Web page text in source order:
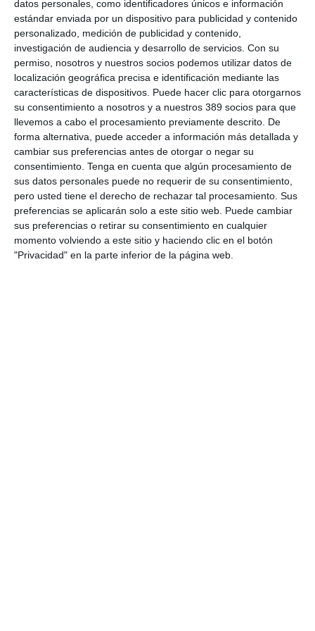
datos personales, como identificadores únicos e información
estándar enviada por un dispositivo para publicidad y contenido
personalizado, medición de publicidad y contenido,
investigación de audiencia y desarrollo de servicios. Con su
permiso, nosotros y nuestros socios podemos utilizar datos de
localización geográfica precisa e identificación mediante las
características de dispositivos. Puede hacer clic para otorgarnos
su consentimiento a nosotros y a nuestros 389 socios para que
llevemos a cabo el procesamiento previamente descrito. De
forma alternativa, puede acceder a información más detallada y
cambiar sus preferencias antes de otorgar o negar su
consentimiento. Tenga en cuenta que algún procesamiento de
sus datos personales puede no requerir de su consentimiento,
pero usted tiene el derecho de rechazar tal procesamiento. Sus
preferencias se aplicarán solo a este sitio web. Puede cambiar
sus preferencias o retirar su consentimiento en cualquier
momento volviendo a este sitio y haciendo clic en el botón
"Privacidad" en la parte inferior de la página web.
Actuarios de Catalunya, según se acordó en la asamblea del
colegio el 30 de marzo. Tras unas palabras de reconocimiento
por parte de Miquel Viñals, presidente del colegio,
Shier, presidente de la AAE le hizo la entrega de la placa.
LO ÚLTIMO
La verdad sobre la IA en el seguro: qué funciona ya y qué sigue
siendo una promesa
Munich Re alcanza un beneficio de casi 4.000 millones y
mantiene sus previsiones para 2026
Allianz gana un 15,5% más en el semestre y confirma sus